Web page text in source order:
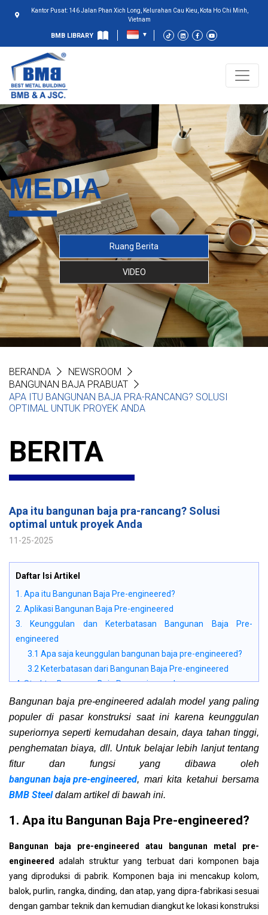
Kantor Pusat: 146 Jalan Phan Xich Long, Kelurahan Cau Kieu, Kota Ho Chi Minh,
Vietnam
BMB LIBRARY
MEDIA
Ruang Berita
VIDEO
BERANDA
NEWSROOM
BANGUNAN BAJA PRABUAT
APA ITU BANGUNAN BAJA PRA-RANCANG? SOLUSI
OPTIMAL UNTUK PROYEK ANDA
BERITA
Apa itu bangunan baja pra-rancang? Solusi
optimal untuk proyek Anda
11-25-2025
Daftar Isi Artikel
1. Apa itu Bangunan Baja Pre-engineered?
2. Aplikasi Bangunan Baja Pre-engineered
3. Keunggulan dan Keterbatasan Bangunan Baja Pre-
engineered
3.1 Apa saja keunggulan bangunan baja pre-engineered?
3.2 Keterbatasan dari Bangunan Baja Pre-engineered
4. Struktur Bangunan Baja Pre-engineered
5. Jenis bangunan baja pre-engineered
6. Spesifikasi Teknis Bangunan Baja Pre-engineered
7. Harga Konstruksi Terbaru untuk Bangunan Baja Pre-
engineered di 2024
8. Desain Bangunan Baja Pre-engineered yang Paling Indah,
Modern, dan Populer di 2024
Bangunan Pre-engineered Slope Tunggal
Gudang dan Bengkel Pre-engineered
Bangunan Pabrik Pre-engineered
9. Proses Konstruksi Bangunan Baja Pre-engineered di BMB
Steel
10. Pertanyaan yang Sering Diajukan Tentang Bangunan Baja
Bangunan baja pre-engineered adalah model yang paling
populer di pasar konstruksi saat ini karena keunggulan
superiornya seperti kemudahan desain, daya tahan tinggi,
penghematan biaya, dll. Untuk belajar lebih lanjut tentang
fitur dan fungsi yang dibawa oleh
bangunan baja pre-engineered, mari kita ketahui bersama
BMB Steeldalam artikel di bawah ini.
1. Apa itu Bangunan Baja Pre-engineered?
Bangunan baja pre-engineered atau bangunan metal pre-
engineered
adalah struktur yang terbuat dari komponen baja
yang diproduksi di pabrik. Komponen baja ini mencakup kolom,
balok, purlin, rangka, dinding, dan atap, yang dipra-fabrikasi sesuai
dengan gambar teknik dan kemudian diangkut ke lokasi konstruksi